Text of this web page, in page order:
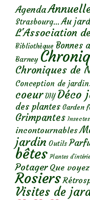
Agenda
Strasbourg... Au
L'Association
Bibliothèque Bonnes
Barney
Chroniques de
Conception de
coeur DIY Déco
des plantes Garden
Grimpantes Insectes
incontournables
jardin Outils
bêtes Plantes
Potager Que
Rosiers
Visites de